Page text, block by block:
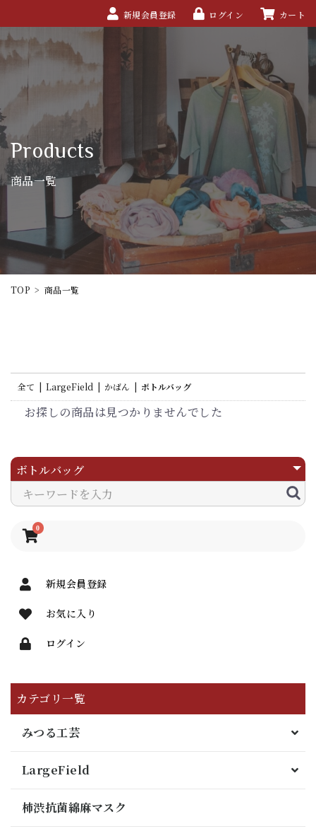
新規会員登録 ログイン カート
Products
商品一覧
TOP > 商品一覧
0
新規会員登録
お気に入り
ログイン
カテゴリ一覧
みつる工芸
LargeField
柿渋抗菌綿麻マスク
全て | LargeField | かばん | ボトルバッグ
お探しの商品は見つかりませんでした